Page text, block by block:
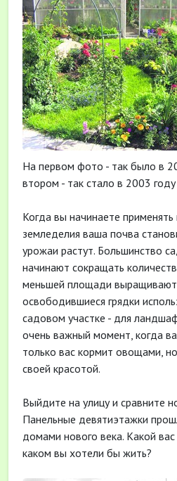
На первом фото - так было в
втором - так стало в 2003
Когда вы начинаете
земледелия ваша почва
урожаи растут. Большинство
начинают сокращать
меньшей площади
освободившиеся грядки
садовом участке - для
очень важный момент, когда
только вас кормит овощами,
своей красотой.
Выйдите на улицу и сравните
Панельные девятиэтажки
домами нового века. Какой
каком вы хотели бы жить?